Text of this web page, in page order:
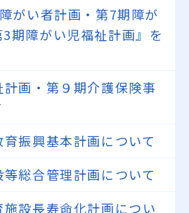
がい者計画・第7期障が
期障がい児福祉計画』を
画・第９期介護保険事
振興基本計画について
総合管理計画について
設長寿命化計画につい